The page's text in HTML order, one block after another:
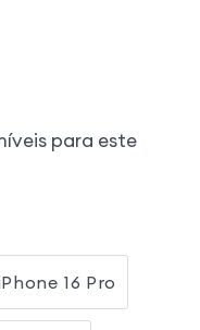
para este
16 Pro